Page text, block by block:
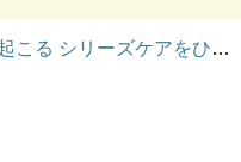
る シリーズケアをひらく